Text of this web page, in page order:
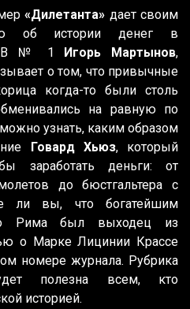
«Дилетанта» дает своим
об истории денег в
В № 1 Игорь Мартынов,
о том, что привычные
когда-то были столь
на равную по
узнать, каким образом
Говард Хьюз, который
заработать деньги: от
до бюстгальтера с
ли вы, что богатейшим
Рима был выходец из
о Марке Лицинии Крассе
номере журнала. Рубрика
полезна всем, кто
историей.